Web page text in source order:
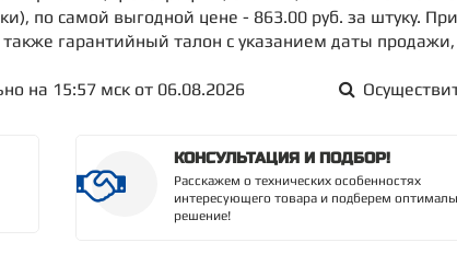
по самой выгодной цене - 863.00 руб. за штуку.
гарантийный талон с указанием даты
на 15:57 мск от 06.08.2026
КОНСУЛЬТАЦИЯ И ПОДБОР!
Расскажем о технических особенностях
интересующего товара и подберем
решение!